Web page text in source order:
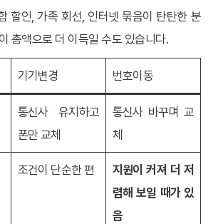
할인, 가족 회선, 인터넷 묶음이 탄탄한 분
총액으로 더 이득일 수도 있습니다.
기기변경 번호이동
통신사 유지하고
폰만 교체
통신사 바꾸며 교
체
조건이 단순한 편
지원이 커져 더 저
렴해 보일 때가 있
음